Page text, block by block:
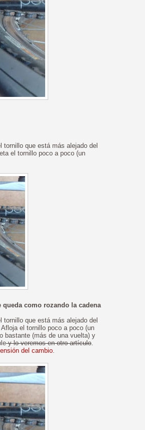
que está más alejado del
el tornillo poco a poco (un
como rozando la cadena
que está más alejado del
el tornillo poco a poco (un
bastante (más de una vuelta) y
y lo veremos en otro artículo.
del cambio.